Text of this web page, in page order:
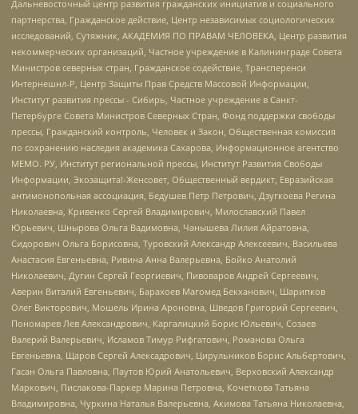
Дальневосточный центр развития гражданских инициатив и социального
партнерства, Гражданское действие, Центр независимых социологических
исследований, Сутяжник, АКАДЕМИЯ ПО ПРАВАМ ЧЕЛОВЕКА, Центр развития
некоммерческих организаций, Частное учреждение в Калининграде Совета
Министров северных стран, Гражданское содействие, Трансперенси
Интернешнл-Р, Центр Защиты Прав Средств Массовой Информации,
Институт развития прессы - Сибирь, Частное учреждение в Санкт-
Петербурге Совета Министров Северных Стран, Фонд поддержки свободы
прессы, Гражданский контроль, Человек и Закон, Общественная комиссия
по сохранению наследия академика Сахарова, Информационное агентство
МЕМО. РУ, Институт региональной прессы, Институт Развития Свободы
Информации, Экозащита!-Женсовет, Общественный вердикт, Евразийская
антимонопольная ассоциация, Бедушев Петр Петрович, Дзугкоева Регина
Николаевна, Кривенко Сергей Владимирович, Милославский Павел
Юрьевич, Шнырова Ольга Вадимовна, Чанышева Лилия Айратовна,
Сидорович Ольга Борисовна, Туровский Александр Алексеевич, Васильева
Анастасия Евгеньевна, Ривина Анна Валерьевна, Бойко Анатолий
Николаевич, Дугин Сергей Георгиевич, Пивоваров Андрей Сергеевич,
Аверин Виталий Евгеньевич, Барахоев Магомед Бекханович, Шарипков
Олег Викторович, Мошель Ирина Ароновна, Шведов Григорий Сергеевич,
Пономарев Лев Александрович, Каргалицкий Борис Юльевич, Созаев
Валерий Валерьевич, Исламов Тимур Рифгатович, Романова Ольга
Евгеньевна, Щаров Сергей Алексадрович, Цирульников Борис Альбертович,
Гасан Ольга Павловна, Паутов Юрий Анатольевич, Верховский Александр
Маркович, Пислакова-Паркер Марина Петровна, Кочеткова Татьяна
Владимировна, Чуркина Наталья Валерьевна, Акимова Татьяна Николаевна,